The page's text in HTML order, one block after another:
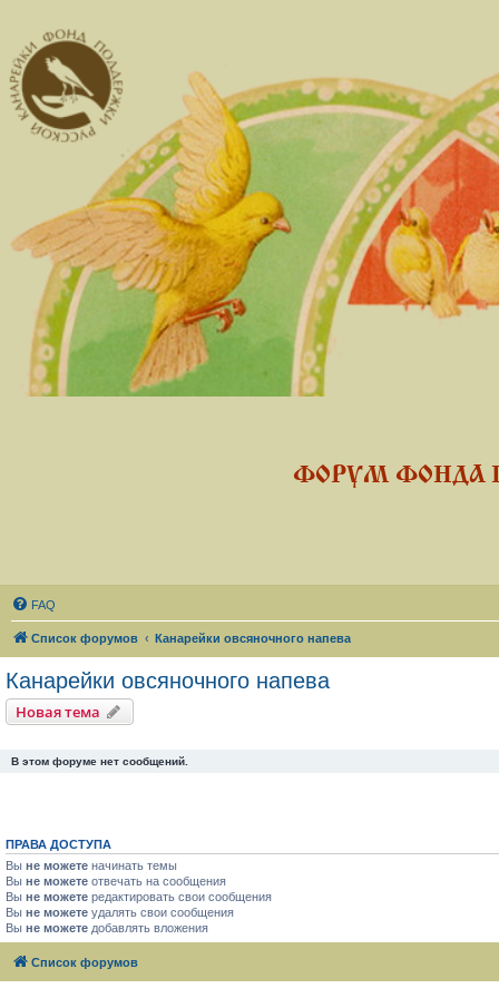
ФОРУМ ФОНДА
FAQ
Список форумов Канарейки овсяночного напева
Канарейки овсяночного напева
Новая тема
В этом форуме нет сообщений.
ПРАВА ДОСТУПА
Вы не можете начинать темы
Вы не можете отвечать на сообщения
Вы не можете редактировать свои сообщения
Вы не можете удалять свои сообщения
Вы не можете добавлять вложения
Список форумов